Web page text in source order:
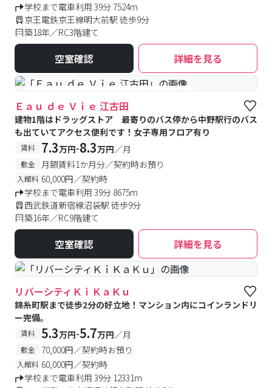
学校まで電車利用 39分 7524m
京王電鉄京王線明大前駅 徒歩9分
築18年／RC3階建て
空室確認 詳細を見る
#女性専用フロアあり #予約受付中 #空室待ち
Ｅａｕ ｄｅ Ｖｉｅ 江古田
建物1階はドラッグストア 最寄りのバス停から中野駅行のバス
も出ていてアクセス便利です！女子専用フロア有り
賃料 7.3万円-8.3万円／月
敷金 月額賃料1か月分／契約時お預り
入館料 60,000円／契約時
学校まで電車利用 39分 8675m
西武鉄道新宿線沼袋駅 徒歩9分
築16年／RC9階建て
空室確認 詳細を見る
リバーシティＫｉＫａＫｕ
錦糸町駅まで徒歩2分の好立地！マンション内にコインランドリ
ー完備。
賃料 5.3万円-5.7万円／月
敷金 70,000円／契約時お預り
入館料 60,000円／契約時
学校まで電車利用 39分 12331m